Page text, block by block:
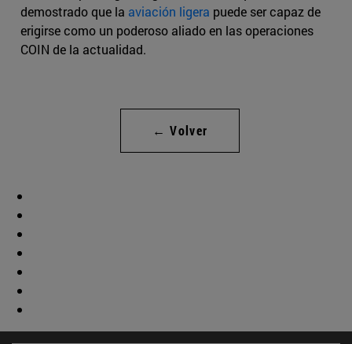
demostrado que la aviación ligera puede ser capaz de
erigirse como un poderoso aliado en las operaciones
COIN de la actualidad.
← Volver